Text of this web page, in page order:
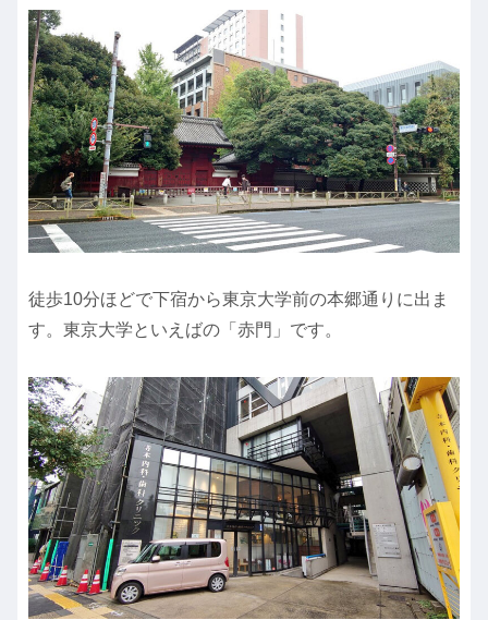
徒歩10分ほどで下宿から東京大学前の本郷通りに出ま
す。東京大学といえばの「赤門」です。